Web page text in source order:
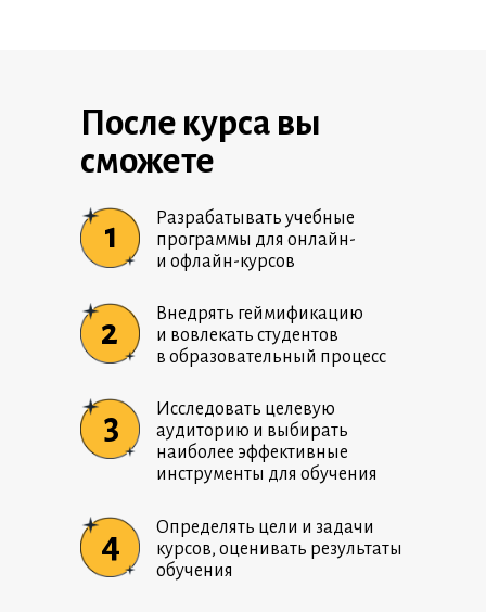
1
2
3
4
После курса вы
сможете
Разрабатывать учебные
программы для онлайн-
и офлайн-курсов
Исследовать целевую
аудиторию и выбирать
наиболее эффективные
инструменты для обучения
Внедрять геймификацию
и вовлекать студентов
в образовательный процесс
Определять цели и задачи
курсов, оценивать результаты
обучения